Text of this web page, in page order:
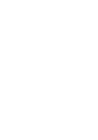
นหรือกำลังหางาน
หักเข้าไปเป็นเงิ